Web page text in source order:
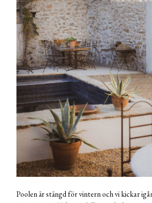
Poolen är stängd för vintern och vi kickar